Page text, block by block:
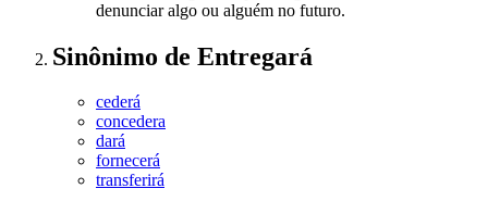
denunciar algo ou alguém no futuro.
Sinônimo de Entregará
cederá
concedera
dará
fornecerá
transferirá